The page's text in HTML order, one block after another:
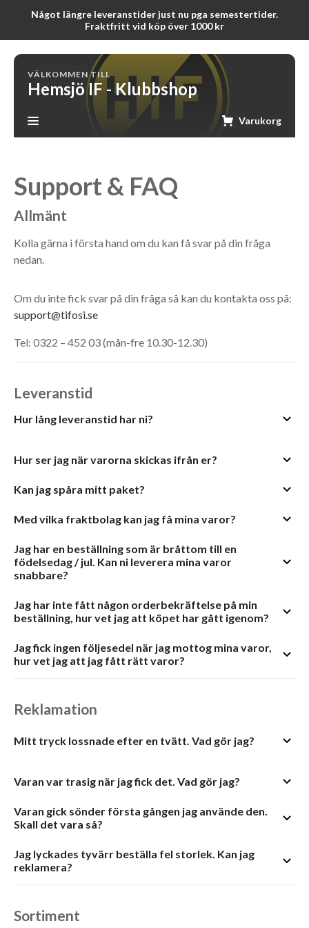
Något längre leveranstider just nu pga semestertider.
Fraktfritt vid köp över 1000 kr
VÄLKOMMEN TILL
Hemsjö IF - Klubbshop
Varukorg
Support & FAQ
Allmänt
Kolla gärna i första hand om du kan få svar på din fråga
nedan.
Om du inte fick svar på din fråga så kan du kontakta oss på:
support@tifosi.se
Tel: 0322 – 452 03 (mån-fre 10.30-12.30)
Leveranstid
Hur lång leveranstid har ni?
Hur ser jag när varorna skickas ifrån er?
Kan jag spåra mitt paket?
Med vilka fraktbolag kan jag få mina varor?
Jag har en beställning som är bråttom till en
födelsedag / jul. Kan ni leverera mina varor
snabbare?
Jag har inte fått någon orderbekräftelse på min
beställning, hur vet jag att köpet har gått igenom?
Jag fick ingen följesedel när jag mottog mina varor,
hur vet jag att jag fått rätt varor?
Reklamation
Mitt tryck lossnade efter en tvätt. Vad gör jag?
Varan var trasig när jag fick det. Vad gör jag?
Varan gick sönder första gången jag använde den.
Skall det vara så?
Jag lyckades tyvärr beställa fel storlek. Kan jag
reklamera?
Sortiment